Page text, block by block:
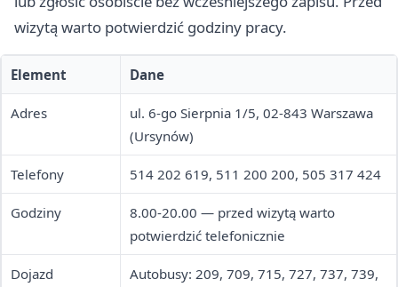
wizytą warto potwierdzić godziny pracy.
Element Dane
Adres
ul. 6-go Sierpnia 1/5, 02-843 Warszawa
(Ursynów)
Telefony 514 202 619, 511 200 200, 505 317 424
Godziny
8.00-20.00 — przed wizytą warto
potwierdzić telefonicznie
Dojazd
Autobusy: 209, 709, 715, 727, 737, 739,